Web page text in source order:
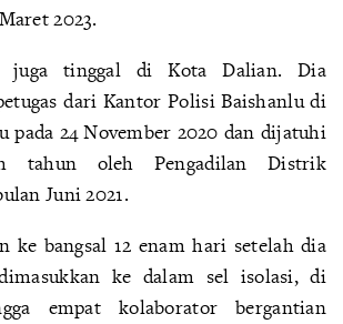
2023.
juga tinggal di Kota Dalian. Dia
dari Kantor Polisi Baishanlu di
pada 24 November 2020 dan dijatuhi
tahun oleh Pengadilan Distrik
Juni 2021.
ke bangsal 12 enam hari setelah dia
ke dalam sel isolasi, di
empat kolaborator bergantian